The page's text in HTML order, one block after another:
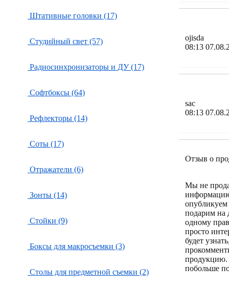
Штативные головки (17)
Студийный свет (57)
Радиосинхронизаторы и ДУ (17)
Софтбоксы (64)
Рефлекторы (14)
Соты (17)
Отражатели (6)
Зонты (14)
Стойки (9)
Боксы для макросъемки (3)
Столы для предметной съемки (2)
ojisda
08:13
sac
08:13
Отзыв о
Мы не
опубликуем
подарим на
одному
просто
будет
продукцию.
побольше